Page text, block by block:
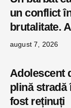
un conflict
brutalitate.
august 7, 2026
Adolescent
plină stradă
fost reținuți